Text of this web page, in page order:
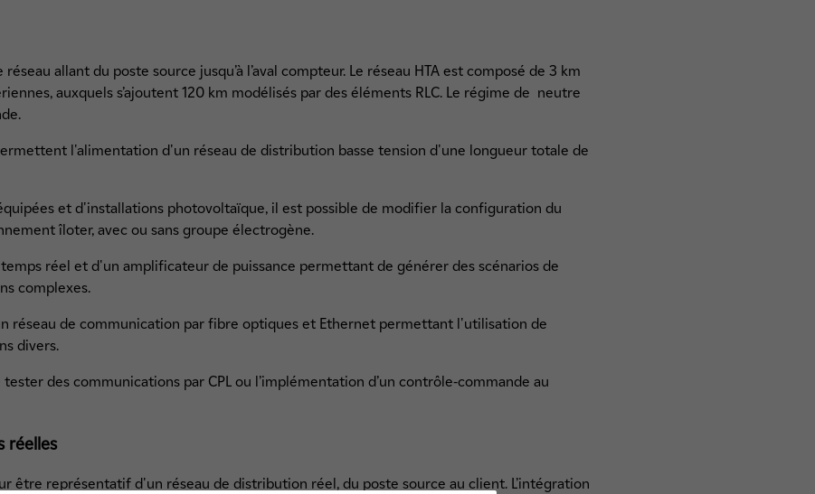
allant du poste source jusqu’à l’aval compteur. Le réseau HTA est composé de 3 km
auxquels s’ajoutent 120 km modélisés par des éléments RLC. Le régime de neutre
l'alimentation d'un réseau de distribution basse tension d'une longueur totale de
et d'installations photovoltaïque, il est possible de modifier la configuration du
îloter, avec ou sans groupe électrogène.
réel et d'un amplificateur de puissance permettant de générer des scénarios de
complexes.
réseau de communication par fibre optiques et Ethernet permettant l'utilisation de
divers.
des communications par CPL ou l’implémentation d’un contrôle-commande au
réelles
être représentatif d'un réseau de distribution réel, du poste source au client. L’intégration